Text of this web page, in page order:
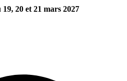
20 et 21 mars 2027